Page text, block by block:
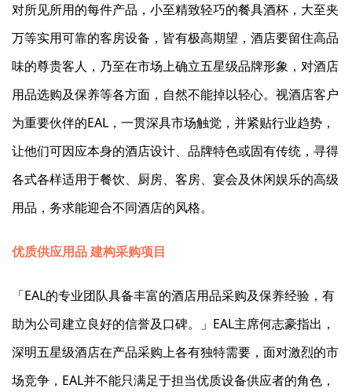
对所见所用的每件产品，小至精致轻巧的餐具酒杯，大至夹
万等实用可靠的客房设备，皆有极高期望，酒店要留住高品
味的尊贵客人，乃至在市场上确立五星级品牌形象，对酒店
用品选购及保养等各方面，自然不能掉以轻心。视酒店客户
为重要伙伴的EAL，一贯深具市场触觉，并紧贴行业趋势，
让他们可因应本身的酒店设计、品牌特色或固有传统，寻得
各式各样适用于餐饮、厨房、客房、宴会及休闲娱乐的高级
用品，务求能迎合不同酒店的风格。
优质供应用品 建构采购项目
「EAL的专业团队具备丰富的酒店用品采购及保养经验，有
助为公司建立良好的信誉及口碑。」EAL主席何志豪指出，
深明五星级酒店在产品采购上各有独特需要，面对激烈的市
场竞争，EAL并不能只满足于担当优质设备供应者的角色，